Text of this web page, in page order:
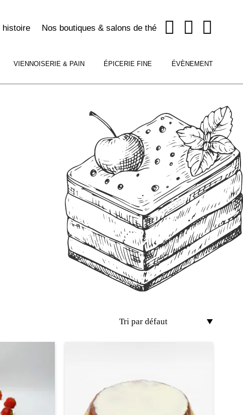
histoire Nos boutiques & salons de thé Mon
VIENNOISERIE & PAIN ÉPICERIE FINE ÉVÈNEMENT